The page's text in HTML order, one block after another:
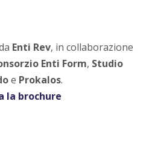
Enti Rev, in collaborazione
Enti Form, Studio
e Prokalos.
la brochure